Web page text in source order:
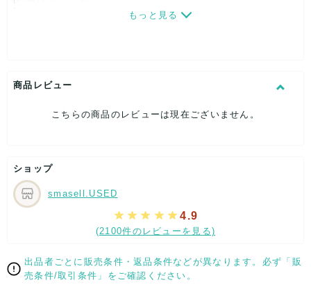
[付属品]なし
[状態・コンディション]
ご確認下さいませ。
【 サイズ・容量 】
【 素材・成分 】
素材タグを撮影しておりますので、ご確認くださいませ。
もっと見る
商品レビュー
こちらの商品のレビューは現在ございません。
ショップ
smasell.USED
4.9
(2100件のレビューを見る)
出品者ごとに販売条件・返品条件などが異なります。必ず「販
売条件/取引条件」をご確認ください。